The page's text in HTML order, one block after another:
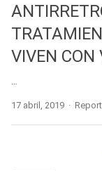
VIVEN CON
17 abril, 2019 Author